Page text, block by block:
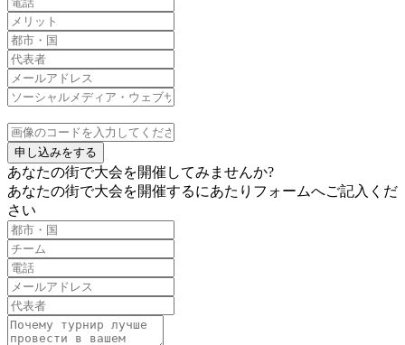
申し込みをする
あなたの街で大会を開催してみませんか?
あなたの街で大会を開催するにあたりフォームへご記入くだ
さい